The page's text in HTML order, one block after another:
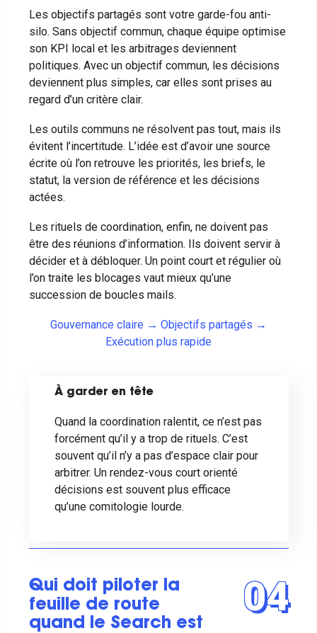
Les objectifs partagés sont votre garde-fou anti-
silo. Sans objectif commun, chaque équipe optimise
son KPI local et les arbitrages deviennent
politiques. Avec un objectif commun, les décisions
deviennent plus simples, car elles sont prises au
regard d’un critère clair.
Les outils communs ne résolvent pas tout, mais ils
évitent l’incertitude. L’idée est d’avoir une source
écrite où l’on retrouve les priorités, les briefs, le
statut, la version de référence et les décisions
actées.
Les rituels de coordination, enfin, ne doivent pas
être des réunions d’information. Ils doivent servir à
décider et à débloquer. Un point court et régulier où
l’on traite les blocages vaut mieux qu’une
succession de boucles mails.
Gouvernance claire → Objectifs partagés →
Exécution plus rapide
À garder en tête
Quand la coordination ralentit, ce n’est pas
forcément qu’il y a trop de rituels. C’est
souvent qu’il n’y a pas d’espace clair pour
arbitrer. Un rendez-vous court orienté
décisions est souvent plus efficace
qu’une comitologie lourde.
Qui doit piloter la
feuille de route
quand le Search est
04